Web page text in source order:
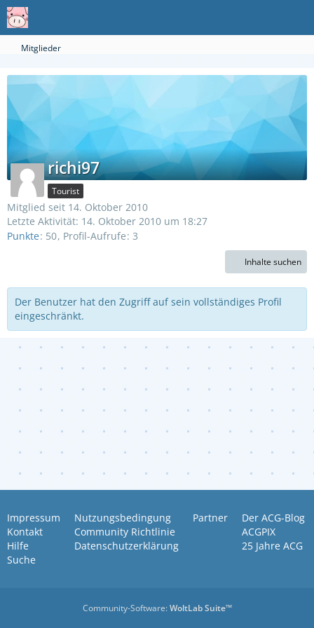
Mitglieder
richi97
Tourist
Mitglied seit 14. Oktober 2010
Letzte Aktivität: 14. Oktober 2010 um 18:27
Punkte 50 Profil-Aufrufe 3
Inhalte suchen
Der Benutzer hat den Zugriff auf sein vollständiges Profil
eingeschränkt.
Impressum
Kontakt
Hilfe
Suche
Nutzungsbedingung
Community Richtlinie
Datenschutzerklärung
Partner
Der ACG-Blog
ACGPIX
25 Jahre ACG
Community-Software:WoltLab Suite™